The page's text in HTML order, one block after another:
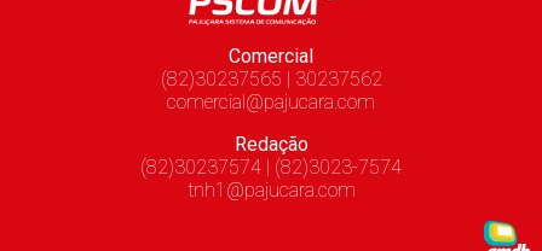
Comercial
(82)30237565 | 30237562
comercial@pajucara.com
Redação
(82)30237574 | (82)3023-7574
tnh1@pajucara.com